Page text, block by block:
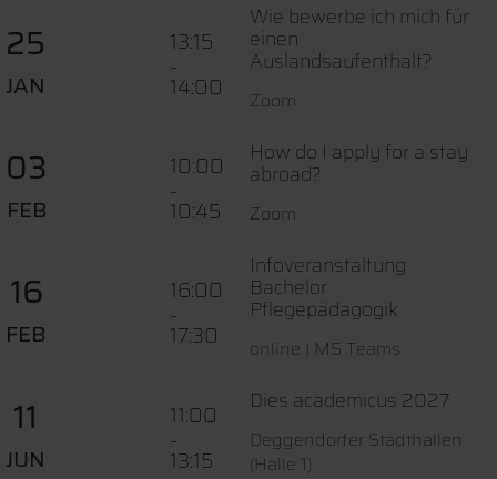
25
JAN
13:15
-
14:00
Wie bewerbe ich mich für
einen
Auslandsaufenthalt?
Zoom
03
FEB
10:00
-
10:45
How do I apply for a stay
abroad?
Zoom
16
FEB
16:00
-
17:30
Infoveranstaltung
Bachelor
Pflegepädagogik
online | MS Teams
11
JUN
11:00
-
13:15
Dies academicus 2027
Deggendorfer Stadthallen
(Halle 1)